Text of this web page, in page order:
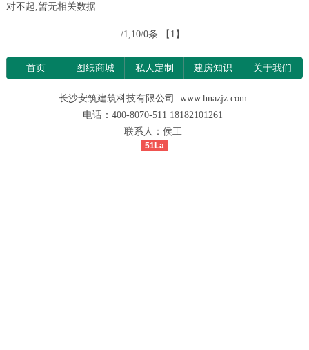
对不起,暂无相关数据
/1,10/0条 【1】
首页 图纸商城 私人定制 建房知识 关于我们
长沙安筑建筑科技有限公司 www.hnazjz.com
电话：400-8070-511 18182101261
联系人：侯工
51La